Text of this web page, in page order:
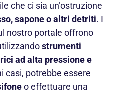
che ci sia un’ostruzione
sapone o altri detriti. I
nostro portale offrono
strumenti
ad alta pressione e
casi, potrebbe essere
o effettuare una